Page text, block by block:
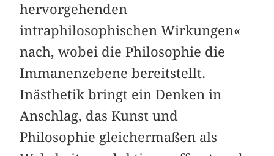
hervorgehenden
intraphilosophischen Wirkungen«
nach, wobei die Philosophie die
Immanenzebene bereitstellt.
Inästhetik bringt ein Denken in
Anschlag, das Kunst und
Philosophie gleichermaßen als